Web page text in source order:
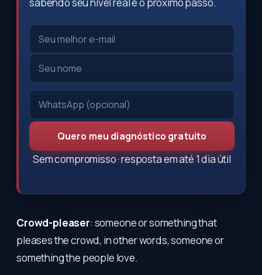
Quero meu diagnóstico gratuito
Sem compromisso · resposta em até 1 dia útil
Crowd-pleaser: someone or something that
pleases the crowd, in other words, someone or
something the people love.